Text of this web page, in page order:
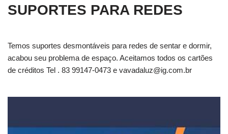
SUPORTES PARA REDES
Temos suportes desmontáveis para redes de sentar e dormir,
acabou seu problema de espaço. Aceitamos todos os cartões
de créditos Tel . 83 99147-0473 e vavadaluz@ig.com.br